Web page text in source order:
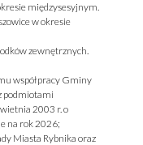
międzysesyjnym.
w okresie
zewnętrznych.
współpracy Gminy
podmiotami
2003 r. o
na rok 2026;
Miasta Rybnika oraz